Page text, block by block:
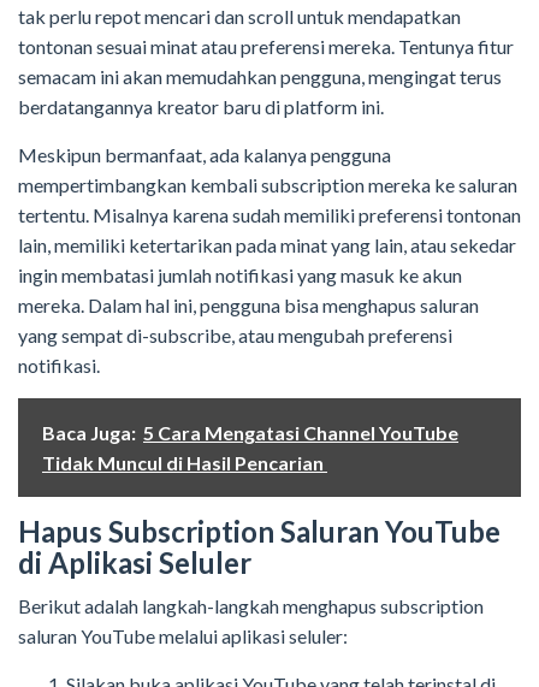
tak perlu repot mencari dan scroll untuk mendapatkan
tontonan sesuai minat atau preferensi mereka. Tentunya fitur
semacam ini akan memudahkan pengguna, mengingat terus
berdatangannya kreator baru di platform ini.
Meskipun bermanfaat, ada kalanya pengguna
mempertimbangkan kembali subscription mereka ke saluran
tertentu. Misalnya karena sudah memiliki preferensi tontonan
lain, memiliki ketertarikan pada minat yang lain, atau sekedar
ingin membatasi jumlah notifikasi yang masuk ke akun
mereka. Dalam hal ini, pengguna bisa menghapus saluran
yang sempat di-subscribe, atau mengubah preferensi
notifikasi.
Baca Juga: 5 Cara Mengatasi Channel YouTube
Tidak Muncul di Hasil Pencarian
Hapus Subscription Saluran YouTube
di Aplikasi Seluler
Berikut adalah langkah-langkah menghapus subscription
saluran YouTube melalui aplikasi seluler: